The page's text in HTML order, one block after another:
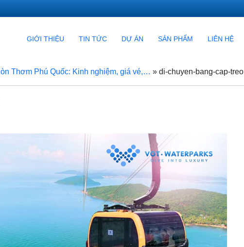
GIỚI THIỆU TIN TỨC DỰ ÁN SẢN PHẨM LIÊN HỆ
Thơm Phú Quốc: Kinh nghiệm, giá vé,… » di-chuyen-bang-cap-treo